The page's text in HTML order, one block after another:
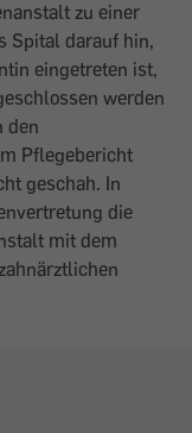
zu einer
Spital darauf hin,
eingetreten ist,
werden
den
Pflegebericht
geschah. In
die
mit dem